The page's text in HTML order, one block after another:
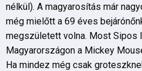
nélkül). A magyarosítás már
még mielőtt a 69 éves
megszületett volna. Most Sipos
Magyarországon a Mickey
Ha mindez még csak